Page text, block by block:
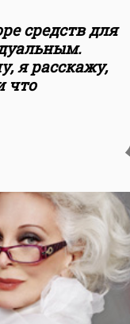
средств для
я расскажу,
что